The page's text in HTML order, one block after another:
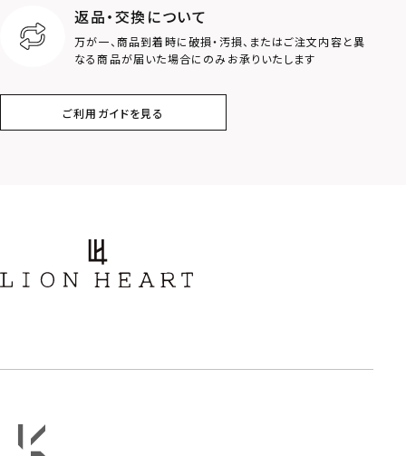
クラウン
スター
フラワー
返品・交換について
万が一、商品到着時に破損・汚損、またはご注文内容と異
なる商品が届いた場合にのみお承りいたします
ご利用ガイドを見る